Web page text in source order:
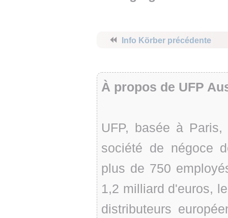
⏪ Info Körber précédente
À propos de UFP
UFP, basée à
société de négoce
plus de 750
1,2 milliard d'euros,
distributeurs